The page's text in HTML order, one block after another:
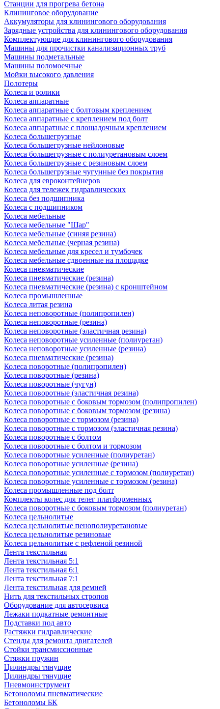
Станции для прогрева бетона
Клининговое оборудование
Аккумуляторы для клинингового оборудования
Зарядные устройства для клинингового оборудования
Комплектующие для клинингового оборудования
Машины для прочистки канализационных труб
Машины подметальные
Машины поломоечные
Мойки высокого давления
Полотеры
Колеса и ролики
Колеса аппаратные
Колеса аппаратные с болтовым креплением
Колеса аппаратные с креплением под болт
Колеса аппаратные с площадочным креплением
Колеса большегрузные
Колеса большегрузные нейлоновые
Колеса большегрузные с полиуретановым слоем
Колеса большегрузные с резиновым слоем
Колеса большегрузные чугунные без покрытия
Колеса для евроконтейнеров
Колеса для тележек гидравлических
Колеса без подшипника
Колеса с подшипником
Колеса мебельные
Колеса мебельные "Шар"
Колеса мебельные (синяя резина)
Колеса мебельные (черная резина)
Колеса мебельные для кресел и тумбочек
Колеса мебельные сдвоенные на площадке
Колеса пневматические
Колеса пневматические (резина)
Колеса пневматические (резина) с кронштейном
Колеса промышленные
Колеса литая резина
Колеса неповоротные (полипропилен)
Колеса неповоротные (резина)
Колеса неповоротные (эластичная резина)
Колеса неповоротные усиленные (полиуретан)
Колеса неповоротные усиленные (резина)
Колеса пневматические (резина)
Колеса поворотные (полипропилен)
Колеса поворотные (резина)
Колеса поворотные (чугун)
Колеса поворотные (эластичная резина)
Колеса поворотные c боковым тормозом (полипропилен)
Колеса поворотные c боковым тормозом (резина)
Колеса поворотные c тормозом (резина)
Колеса поворотные c тормозом (эластичная резина)
Колеса поворотные с болтом
Колеса поворотные с болтом и тормозом
Колеса поворотные усиленные (полиуретан)
Колеса поворотные усиленные (резина)
Колеса поворотные усиленные с тормозом (полиуретан)
Колеса поворотные усиленные с тормозом (резина)
Колеса промышленные под болт
Комплекты колес для телег платформенных
Колеса поворотные c боковым тормозом (полиуретан)
Колеса цельнолитые
Колеса цельнолитые пенополиуретановые
Колеса цельнолитые резиновые
Колеса цельнолитые с рефленой резиной
Лента текстильная
Лента текстильная 5:1
Лента текстильная 6:1
Лента текстильная 7:1
Лента текстильная для ремней
Нить для текстильных стропов
Оборудование для автосервиса
Лежаки подкатные ремонтные
Подставки под авто
Растяжки гидравлические
Стенды для ремонта двигателей
Стойки трансмиссионные
Стяжки пружин
Цилиндры тянущие
Цилиндры тянущие
Пневмоинструмент
Бетоноломы пневматические
Бетоноломы БК